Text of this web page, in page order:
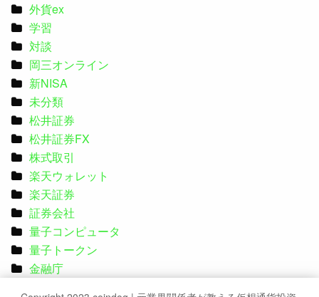
外貨ex
学習
対談
岡三オンライン
新NISA
未分類
松井証券
松井証券FX
株式取引
楽天ウォレット
楽天証券
証券会社
量子コンピュータ
量子トークン
金融庁